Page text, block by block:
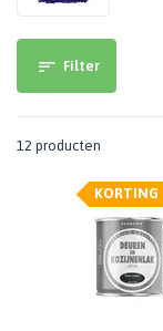
Filter
12 producten
KORTING